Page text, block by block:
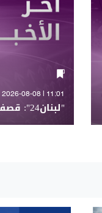
11:01 | 2026-08-08
"لبنان24": قصف مدفعي إسرائيلي باتجاه حداثا